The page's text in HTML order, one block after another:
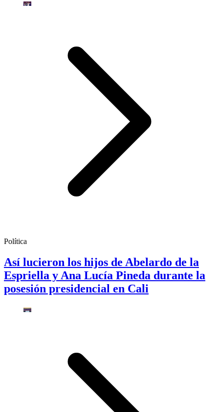
Política
Así lucieron los hijos de Abelardo de la
Espriella y Ana Lucía Pineda durante la
posesión presidencial en Cali